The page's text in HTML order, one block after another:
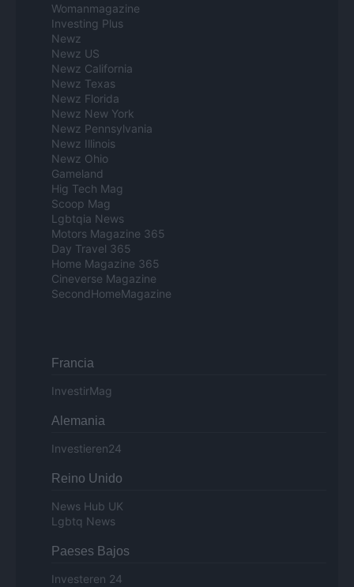
Womanmagazine
Investing Plus
Newz
Newz US
Newz California
Newz Texas
Newz Florida
Newz New York
Newz Pennsylvania
Newz Illinois
Newz Ohio
Gameland
Hig Tech Mag
Scoop Mag
Lgbtqia News
Motors Magazine 365
Day Travel 365
Home Magazine 365
Cineverse Magazine
SecondHomeMagazine
Francia
InvestirMag
Alemania
Investieren24
Reino Unido
News Hub UK
Lgbtq News
Paeses Bajos
Investeren 24